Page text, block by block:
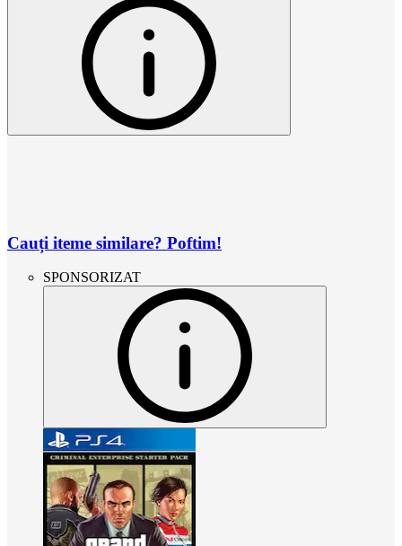
Cauți iteme similare? Poftim!
SPONSORIZAT